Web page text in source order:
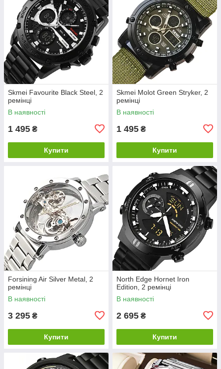
Skmei Favourite Black Steel, 2
ремінці
В наявності
1 495 ₴
Купити
Skmei Molot Green Stryker, 2
ремінці
В наявності
1 495 ₴
Купити
Forsining Air Silver Metal, 2
ремінці
В наявності
3 295 ₴
Купити
North Edge Hornet Iron
Edition, 2 ремінці
В наявності
2 695 ₴
Купити